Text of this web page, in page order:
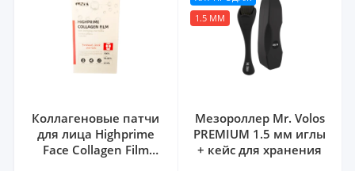
Коллагеновые патчи
для лица Highprime
Face Collagen Film
1.5 ММ
Мезороллер Mr. Volos
PREMIUM 1.5 мм иглы
+ кейс для хранения